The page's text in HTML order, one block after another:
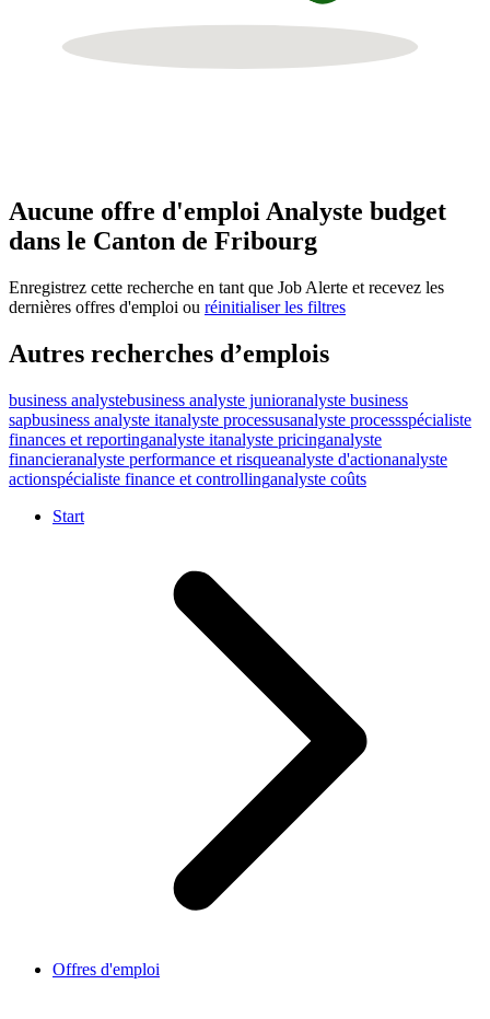
Aucune offre d'emploi Analyste budget
dans le Canton de Fribourg
Enregistrez cette recherche en tant que Job Alerte et recevez les
dernières offres d'emploi ou réinitialiser les filtres
Autres recherches d’emplois
business analystebusiness analyste junioranalyste business
sapbusiness analyste itanalyste processusanalyste processspécialiste
finances et reportinganalyste itanalyste pricinganalyste
financieranalyste performance et risqueanalyste d'actionanalyste
actionspécialiste finance et controllinganalyste coûts
Start
Offres d'emploi